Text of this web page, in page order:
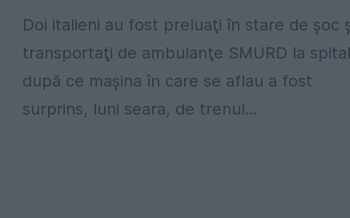
Doi italieni au fost preluaţi în stare de şoc
transportaţi de ambulanţe SMURD la
după ce mașina în care se aflau a fost
surprins, luni seara, de trenul...